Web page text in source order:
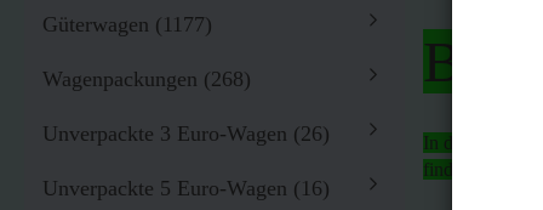
Bitte
In der Zeit
findet
Güterwagen (1177)
Wagenpackungen (268)
Unverpackte 3 Euro-Wagen (26)
Unverpackte 5 Euro-Wagen (16)